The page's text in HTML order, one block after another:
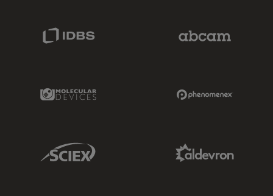
Molecular Devices Link
Sciex Link